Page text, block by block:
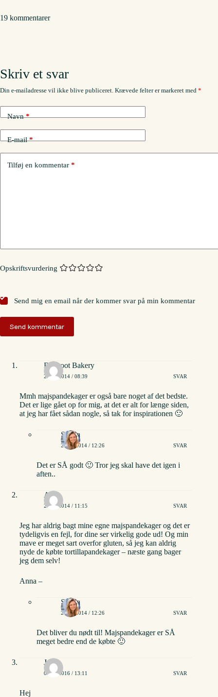
19 kommentarer
Skriv et svar
Din e-mailadresse vil ikke blive publiceret. Krævede felter er markeret med *
Navn*
E-mail*
Tilføj en kommentar *
Opskriftsvurdering
Send mig en email når der kommer svar på min kommentar
Send kommentar
Beetroot Bakery
22/09/2014 / 08:39 SVAR
Mmh majspandekager er også bare noget af det bedste.
Det er lige gået op for mig, at det er alt for længe siden,
at jeg har fået sådan nogle, så tak for inspirationen 🙂
Stinna
22/09/2014 / 12:26 SVAR
Det er SÅ godt 🙂 Tror jeg skal have det igen i
aften..
Anna
22/09/2014 / 11:15 SVAR
Jeg har aldrig bagt mine egne majspandekager og det er
tydeligvis en fejl, for dine ser virkelig gode ud! Og min
mave er meget sart overfor gluten, så jeg kan aldrig
nyde de købte tortillapandekager – næste gang bager
jeg dem selv!
Anna –
Stinna
22/09/2014 / 12:26 SVAR
Det bliver du nødt til! Majspandekager er SÅ
meget bedre end de købte 🙂
Julie
06/05/2016 / 13:11 SVAR
Hej